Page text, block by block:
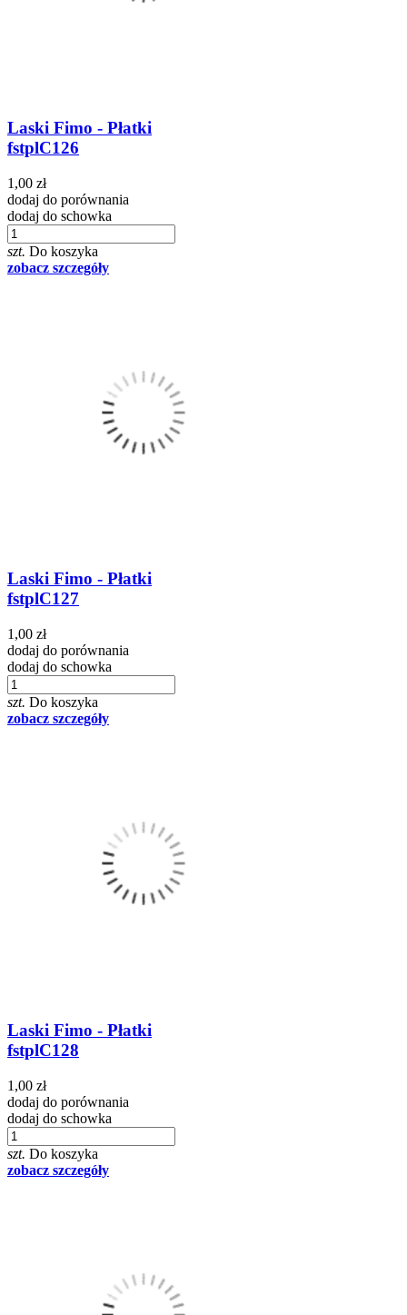
Laski Fimo - Płatki
fstplC126
1,00 zł
dodaj do porównania
dodaj do schowka
szt. Do koszyka
zobacz szczegóły
Laski Fimo - Płatki
fstplC127
1,00 zł
dodaj do porównania
dodaj do schowka
szt. Do koszyka
zobacz szczegóły
Laski Fimo - Płatki
fstplC128
1,00 zł
dodaj do porównania
dodaj do schowka
szt. Do koszyka
zobacz szczegóły